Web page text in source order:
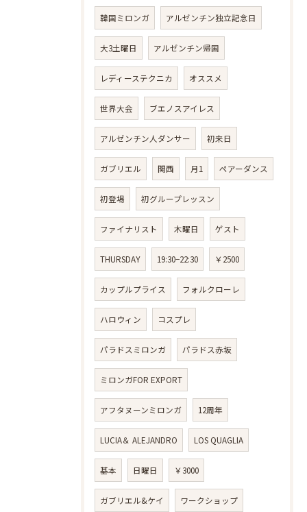
韓国ミロンガ アルゼンチン独立記念日
大3土曜日 アルゼンチン帰国
レディーステクニカ オススメ
世界大会 ブエノスアイレス
アルゼンチン人ダンサー 初来日
ガブリエル 関西 月1 ペアーダンス
初登場 初グループレッスン
ファイナリスト 木曜日 ゲスト
THURSDAY 19:30−22:30 ￥2500
カップルプライス フォルクローレ
ハロウィン コスプレ
パラドスミロンガ パラドス赤坂
ミロンガFOR EXPORT
アフタヌーンミロンガ 12周年
LUCIA＆ ALEJANDRO LOS QUAGLIA
基本 日曜日 ￥3000
ガブリエル&ケイ ワークショップ